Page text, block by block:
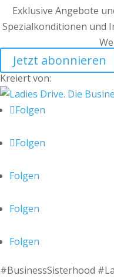
Exklusive Angebote
Spezialkonditionen und
Jetzt abonnieren
Kreiert von:
Folgen
Folgen
Folgen
Folgen
Folgen
#BusinessSisterhood